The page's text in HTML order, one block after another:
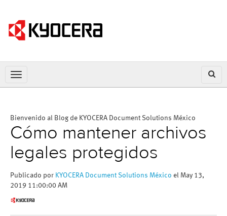
Bienvenido al Blog de KYOCERA Document Solutions México
Cómo mantener archivos
legales protegidos
Publicado por KYOCERA Document Solutions México el May 13,
2019 11:00:00 AM